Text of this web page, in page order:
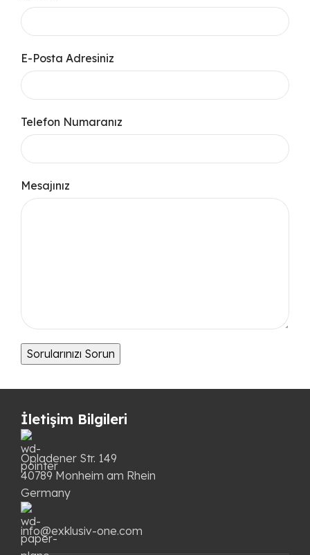
E-Posta Adresiniz
Telefon Numaranız
Mesajınız
İletişim Bilgileri
Opladener Str. 149
40789 Monheim am Rhein
Germany
info@exklusiv-one.com